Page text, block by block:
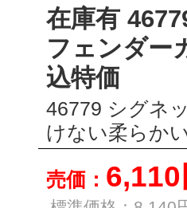
在庫有
フェンダー
込特価
46779 シグネ
けない柔らか
売価：